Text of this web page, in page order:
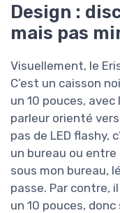
Design :
mais pas
Visuellement, le
C’est un caisson
un 10 pouces,
parleur orienté
pas de LED flashy,
un bureau ou entre
sous mon bureau,
passe. Par contre,
un 10 pouces,